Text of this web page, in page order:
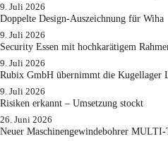
9. Juli 2026
Doppelte Design-Auszeichnung für Wiha
9. Juli 2026
Security Essen mit hochkarätigem
9. Juli 2026
Rubix GmbH übernimmt die Kugellager
9. Juli 2026
Risiken erkannt – Umsetzung stockt
26. Juni 2026
Neuer Maschinengewindebohrer